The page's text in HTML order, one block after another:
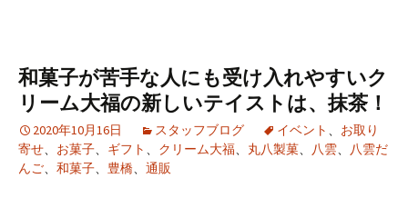
和菓子が苦手な人にも受け入れやすいク
リーム大福の新しいテイストは、抹茶！
2020年10月16日 スタッフブログ イベント 、 お取り
寄せ、 お菓子、 ギフト 、 クリーム大福、 丸八製菓、 八雲、 八雲だ
んご、 和菓子、 豊橋、 通販